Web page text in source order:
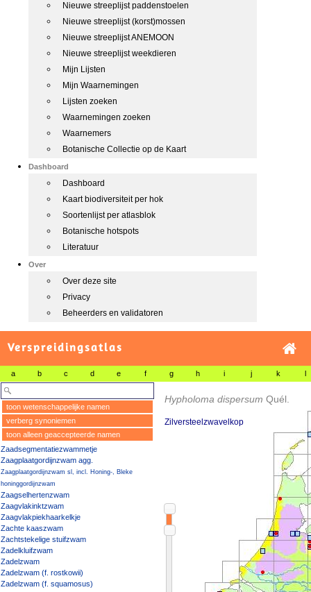
Nieuwe streeplijst paddenstoelen
Nieuwe streeplijst (korst)mossen
Nieuwe streeplijst ANEMOON
Nieuwe streeplijst weekdieren
Mijn Lijsten
Mijn Waarnemingen
Lijsten zoeken
Waarnemingen zoeken
Waarnemers
Botanische Collectie op de Kaart
Dashboard
Dashboard
Kaart biodiversiteit per hok
Soortenlijst per atlasblok
Botanische hotspots
Literatuur
Over
Over deze site
Privacy
Beheerders en validatoren
Verspreidingsatlas
a b c d e f g h i j k l
toon wetenschappelijke namen
verberg synoniemen
toon alleen geaccepteerde namen
Zaadsegmentatiezwammetje
Zaagplaatgordijnzwam agg.
Zaagplaatgordijnzwam sl, incl. Honing-, Bleke
honinggordijnzwam
Zaagselhertenzwam
Zaagvlakinktzwam
Zaagvlakpiekhaarkelkje
Zachte kaaszwam
Zachtstekelige stuifzwam
Zadelkluifzwam
Zadelzwam
Zadelzwam (f. rostkowii)
Zadelzwam (f. squamosus)
Hypholoma dispersum Quél.
Zilversteelzwavelkop